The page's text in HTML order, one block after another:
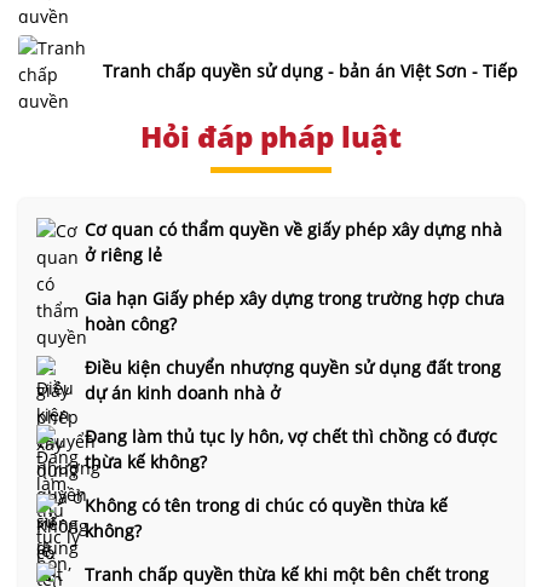
Tranh chấp quyền sử dụng - bản án Việt Sơn - Tiếp
Hỏi đáp pháp luật
Cơ quan có thẩm quyền về giấy phép xây dựng nhà
ở riêng lẻ
Gia hạn Giấy phép xây dựng trong trường hợp chưa
hoàn công?
Điều kiện chuyển nhượng quyền sử dụng đất trong
dự án kinh doanh nhà ở
Đang làm thủ tục ly hôn, vợ chết thì chồng có được
thừa kế không?
Không có tên trong di chúc có quyền thừa kế
không?
Tranh chấp quyền thừa kế khi một bên chết trong